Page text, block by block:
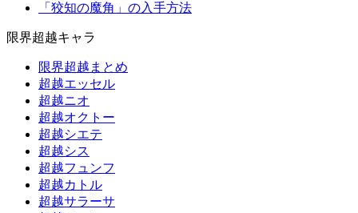
「狡知の魔角」の入手方法
限界超越キャラ
限界超越まとめ
超越エッセル
超越ニオ
超越オクトー
超越シエテ
超越シス
超越フュンフ
超越カトル
超越サラーサ